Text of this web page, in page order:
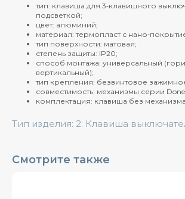
тип: клавиша для 3‑клавишного
подсветкой;
цвет: алюминий;
материал: термопласт с
тип поверхности: матовая;
степень защиты: IP20;
способ монтажа: универсальный
вертикальный);
тип крепления: безвинтовое
совместимость: механизмы серии
комплектация: клавиша без
Тип изделия: 2. Клавиша
Смотрите также